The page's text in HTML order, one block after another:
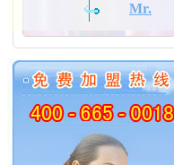
Mr.